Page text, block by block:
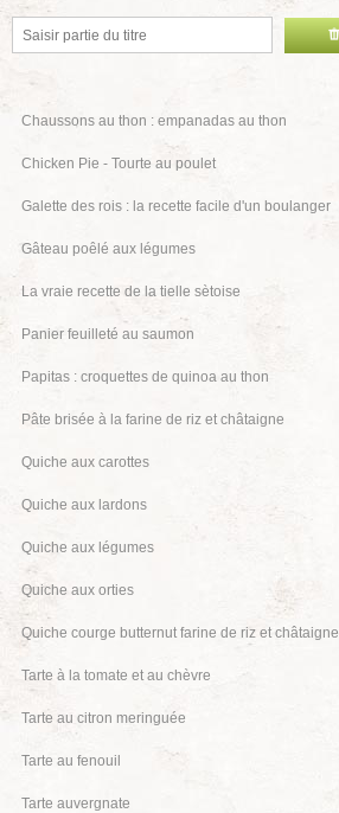
Chaussons au thon : empanadas au thon
Chicken Pie - Tourte au poulet
Galette des rois : la recette facile d'un boulanger
Gâteau poêlé aux légumes
La vraie recette de la tielle sètoise
Panier feuilleté au saumon
Papitas : croquettes de quinoa au thon
Pâte brisée à la farine de riz et châtaigne
Quiche aux carottes
Quiche aux lardons
Quiche aux légumes
Quiche aux orties
Quiche courge butternut farine de riz et châtaigne
Tarte à la tomate et au chèvre
Tarte au citron meringuée
Tarte au fenouil
Tarte auvergnate